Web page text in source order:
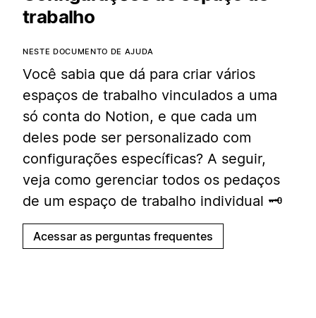
trabalho
NESTE DOCUMENTO DE AJUDA
Você sabia que dá para criar vários
espaços de trabalho vinculados a uma
só conta do Notion, e que cada um
deles pode ser personalizado com
configurações específicas? A seguir,
veja como gerenciar todos os pedaços
de um espaço de trabalho individual 🗝️
Acessar as perguntas frequentes